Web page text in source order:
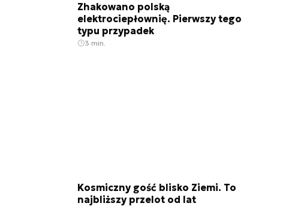
Zhakowano polską
elektrociepłownię. Pierwszy tego
typu przypadek
3 min.
Kosmiczny gość blisko Ziemi. To
najbliższy przelot od lat